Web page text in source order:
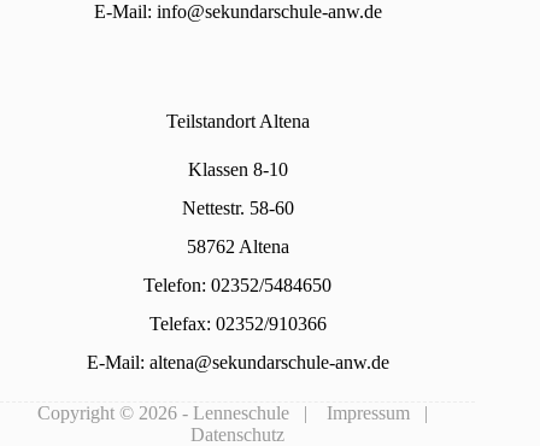
E-Mail: info@sekundarschule-anw.de
Teilstandort Altena
Klassen 8-10
Nettestr. 58-60
58762 Altena
Telefon: 02352/5484650
Telefax: 02352/910366
E-Mail: altena@sekundarschule-anw.de
Copyright © 2026 - Lenneschule | Impressum |
Datenschutz